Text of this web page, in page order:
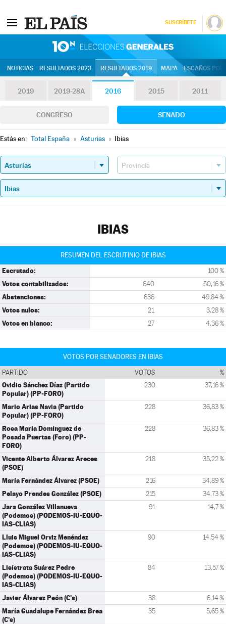
SUSCRÍBETE
NOTICIAS RESULTADOS 2023 RESULTADOS 2019 MAPA ESCAÑOS
2019 2019-28A 2016 2015 2011
CONGRESO SENADO
Estás en: Total España » Asturias » Ibias
IBIAS
RESUMEN DEL ESCRUTINIO DE IBIAS
Escrutado: 100 %
Votos contabilizados: 640 50,16 %
Abstenciones: 636 49,84 %
Votos nulos: 21 3,28 %
Votos en blanco: 27 4,36 %
VOTOS POR SENADORES EN IBIAS
PARTIDO VOTOS %
Ovidio Sánchez Díaz (Partido
Popular) (PP-FORO)
230 37,16 %
Mario Arias Navia (Partido
Popular) (PP-FORO)
228 36,83 %
Rosa María Domínguez de
Posada Puertas (Foro) (PP-
FORO)
228 36,83 %
Vicente Alberto Álvarez Areces
(PSOE)
218 35,22 %
María Fernández Álvarez (PSOE) 216 34,89 %
Pelayo Prendes González (PSOE) 215 34,73 %
Jara González Villanueva
(Podemos) (PODEMOS-IU-EQUO-
IAS-CLIAS)
91 14,7 %
Lluis Miguel Orviz Menéndez
(Podemos) (PODEMOS-IU-EQUO-
IAS-CLIAS)
90 14,54 %
Lisístrata Suárez Pedre
(Podemos) (PODEMOS-IU-EQUO-
IAS-CLIAS)
84 13,57 %
Javier Álvarez Peón (C's) 38 6,14 %
María Guadalupe Fernández Brea
(C's)
35 5,65 %